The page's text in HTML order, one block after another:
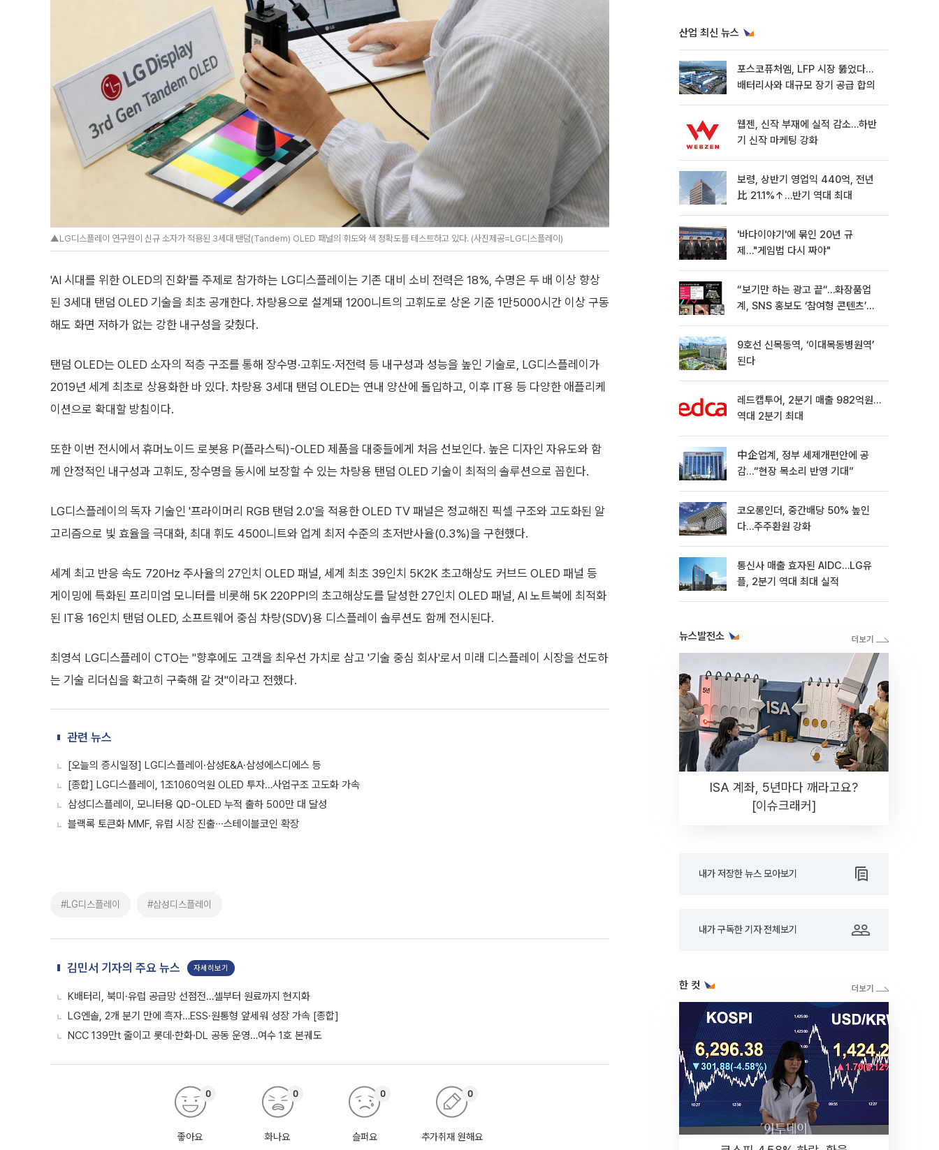
▲LG디스플레이 연구원이 신규 소자가 적용된 3세대 탠덤(Tandem) OLED 패널의 휘도와 색 정확도를 테스트하고 있다. (사진제공=LG디스플레이)
'AI 시대를 위한 OLED의 진화'를 주제로 참가하는 LG디스플레이는 기존 대비 소비 전력은 18%, 수명은 두 배 이상 향상
된 3세대 탠덤 OLED 기술을 최초 공개한다. 차량용으로 설계돼 1200니트의 고휘도로 상온 기준 1만5000시간 이상 구동
해도 화면 저하가 없는 강한 내구성을 갖췄다.
탠덤 OLED는 OLED 소자의 적층 구조를 통해 장수명·고휘도·저전력 등 내구성과 성능을 높인 기술로, LG디스플레이가
2019년 세계 최초로 상용화한 바 있다. 차량용 3세대 탠덤 OLED는 연내 양산에 돌입하고, 이후 IT용 등 다양한 애플리케
이션으로 확대할 방침이다.
또한 이번 전시에서 휴머노이드 로봇용 P(플라스틱)-OLED 제품을 대중들에게 처음 선보인다. 높은 디자인 자유도와 함
께 안정적인 내구성과 고휘도, 장수명을 동시에 보장할 수 있는 차량용 탠덤 OLED 기술이 최적의 솔루션으로 꼽힌다.
LG디스플레이의 독자 기술인 '프라이머리 RGB 탠덤 2.0'을 적용한 OLED TV 패널은 정교해진 픽셀 구조와 고도화된 알
고리즘으로 빛 효율을 극대화, 최대 휘도 4500니트와 업계 최저 수준의 초저반사율(0.3%)을 구현했다.
세계 최고 반응 속도 720Hz 주사율의 27인치 OLED 패널, 세계 최초 39인치 5K2K 초고해상도 커브드 OLED 패널 등
게이밍에 특화된 프리미엄 모니터를 비롯해 5K 220PPI의 초고해상도를 달성한 27인치 OLED 패널, AI 노트북에 최적화
된 IT용 16인치 탠덤 OLED, 소프트웨어 중심 차량(SDV)용 디스플레이 솔루션도 함께 전시된다.
최영석 LG디스플레이 CTO는 "향후에도 고객을 최우선 가치로 삼고 '기술 중심 회사'로서 미래 디스플레이 시장을 선도하
는 기술 리더십을 확고히 구축해 갈 것"이라고 전했다.
관련 뉴스
[오늘의 증시일정] LG디스플레이·삼성E&A·삼성에스디에스 등
[종합] LG디스플레이, 1조1060억원 OLED 투자…사업구조 고도화 가속
삼성디스플레이, 모니터용 QD-OLED 누적 출하 500만 대 달성
블랙록 토큰화 MMF, 유럽 시장 진출∙∙∙스테이블코인 확장
#LG디스플레이 #삼성디스플레이
김민서 기자의 주요 뉴스 자세히보기
K배터리, 북미·유럽 공급망 선점전…셀부터 원료까지 현지화
LG엔솔, 2개 분기 만에 흑자…ESS·원통형 앞세워 성장 가속 [종합]
NCC 139만t 줄이고 롯데·한화·DL 공동 운영…여수 1호 본궤도
좋아요
0
화나요
0
슬퍼요
0
추가취재 원해요
0
산업 최신 뉴스
포스코퓨처엠, LFP 시장 뚫었다…
배터리사와 대규모 장기 공급 합의
웹젠, 신작 부재에 실적 감소…하반
기 신작 마케팅 강화
보령, 상반기 영업익 440억, 전년
比 21.1%↑…반기 역대 최대
'바다이야기'에 묶인 20년 규
제…"게임법 다시 짜야"
“보기만 하는 광고 끝“…화장품업
계, SNS 홍보도 ‘참여형 콘텐츠’로
9호선 신목동역, ‘이대목동병원역’
된다
레드캡투어, 2분기 매출 982억원…
역대 2분기 최대
中企업계, 정부 세제개편안에 공
감…“현장 목소리 반영 기대”
코오롱인더, 중간배당 50% 높인
다…주주환원 강화
통신사 매출 효자된 AIDC…LG유
플, 2분기 역대 최대 실적
뉴스발전소
ISA 계좌, 5년마다 깨라고요?
[이슈크래커]
내가 저장한 뉴스 모아보기
내가 구독한 기자 전체보기
한 컷